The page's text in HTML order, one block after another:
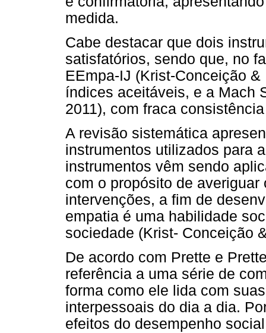
medida.
Cabe destacar que dois
satisfatórios, sendo que, no
EEmpa-IJ (Krist-Conceição
índices aceitáveis, e a Mach
2011), com fraca
A revisão sistemática
instrumentos utilizados para
instrumentos vêm sendo
com o propósito de
intervenções, a fim de
empatia é uma habilidade
sociedade (Krist- Conceição
De acordo com Prette e
referência a uma série de
forma como ele lida com
interpessoais do dia a dia.
efeitos do desempenho